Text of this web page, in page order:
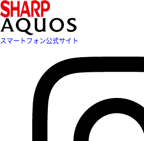
スマートフォン公式サイト